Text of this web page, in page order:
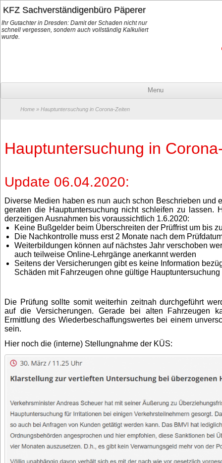
KFZ Sachverständigenbüro Päperer
Ihr Gutachter in Dresden: Damit der Schaden nicht nur
schnell vergessen, sondern auch vollständig Kalkuliert
wurde.
Menu
Home » Hauptuntersuchung in Corona-Zeiten
Hauptuntersuchung in
Update 06.04.2020:
Diverse Medien haben es nun auch schon Beschrieben und
geraten die Hauptuntersuchung nicht schleifen zu lassen.
derzeitigen Ausnahmen bis voraussichtlich 1.6.2020:
Keine Bußgelder beim Überschreiten der Prüffrist um bis
Die Nachkontrolle muss erst 2 Monate nach dem
Weiterbildungen können auf nächstes Jahr verschoben
auch teilweise Online-Lehrgänge anerkannt werden
Seitens der Versicherungen gibt es keine Information
Schäden mit Fahrzeugen ohne gültige Hauptuntersuchung
Die Prüfung sollte somit weiterhin zeitnah durchgeführt
auf die Versicherungen. Gerade bei alten Fahrzeugen
Ermittlung des Wiederbeschaffungswertes bei einem
sein.
Hier noch die (interne) Stellungnahme der KÜS: